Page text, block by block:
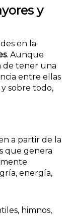
y
en la
. Aunque
de tener una
entre ellas
sobre todo,
a partir de la
que genera
energía,
himnos,